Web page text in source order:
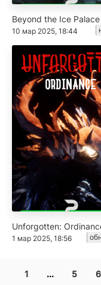
Beyond the Ice
10 мар 2025, 18:44
Unforgotten:
1 мар 2025, 18:56
1 ... 5 6